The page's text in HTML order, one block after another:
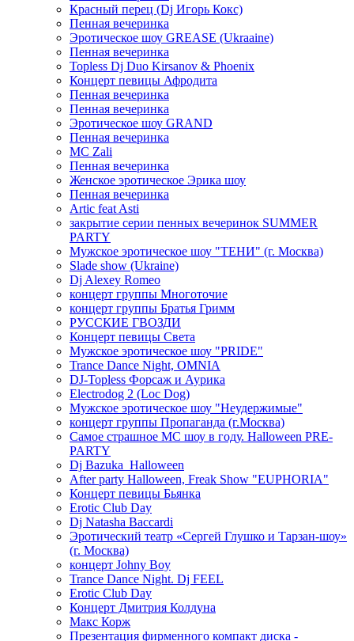
Красный перец (Dj Игорь Кокс)
Пенная вечеринка
Эротическое шоу GREASE (Ukraaine)
Пенная вечеринка
Topless Dj Duo Kirsanov & Phoenix
Концерт певицы Афродита
Пенная вечеринка
Пенная вечеринка
Эротическое шоу GRAND
Пенная вечеринка
MC Zali
Пенная вечеринка
Женское эротическое Эрика шоу
Пенная вечеринка
Artic feat Asti
закрытие серии пенных вечеринок SUMMER
PARTY
Мужское эротическое шоу "ТЕНИ" (г. Москва)
Slade show (Ukraine)
Dj Alexey Romeo
концерт группы Многоточие
концерт группы Братья Гримм
РУССКИЕ ГВОЗДИ
Концерт певицы Света
Мужское эротическое шоу "PRIDE"
Trance Dance Night, OMNIA
DJ-Topless Форсаж и Аурика
Electrodog 2 (Loc Dog)
Мужское эротическое шоу "Неудержимые"
концерт группы Пропаганда (г.Москва)
Самое страшное МС шоу в году. Halloween PRE-
PARTY
Dj Bazuka_Halloween
After party Halloween, Freak Show "EUPHORIA"
Концерт певицы Бьянка
Erotic Club Day
Dj Natasha Baccardi
Эротический театр «Сергей Глушко и Тарзан-шоу»
(г. Москва)
концерт Johny Boy
Trance Dance Night. Dj FEEL
Erotic Club Day
Концерт Дмитрия Колдуна
Макс Корж
Презентация фирменного компакт диска -